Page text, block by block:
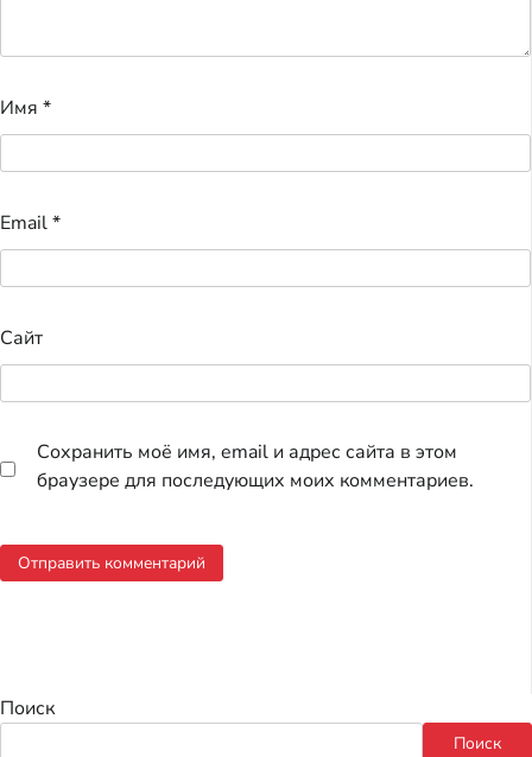
Имя *
Email*
Сайт
Сохранить моё имя, email и адрес сайта в этом
браузере для последующих моих комментариев.
Поиск
Поиск